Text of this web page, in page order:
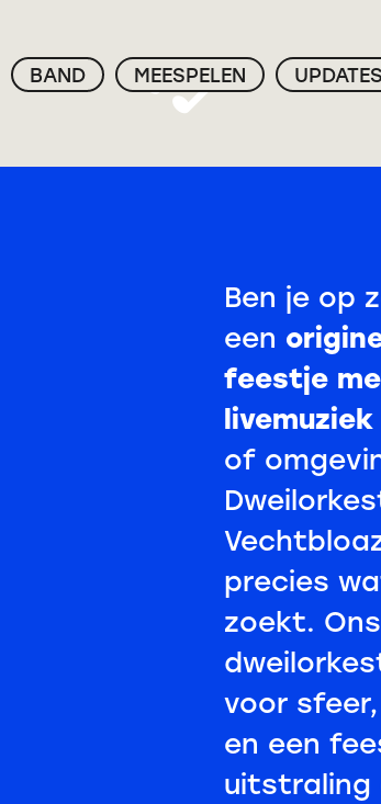
UPDATES
MEESPELEN
BAND
Ben je op
een
feestje
livemuziek
of
precies
zoekt. Ons
voor
en een
uitstraling